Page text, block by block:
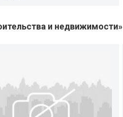
и недвижимости»